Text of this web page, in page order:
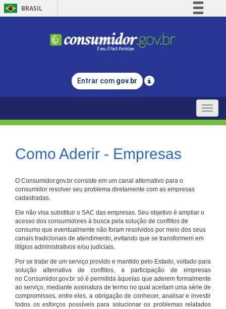
BRASIL
Comunica BR
Legislação
Entrar com gov.br
Toggle
Como Aderir - Empresas
O Consumidor.gov.br consiste em um canal alternativo para o
consumidor resolver seu problema diretamente com as empresas
cadastradas.
Ele não visa substituir o SAC das empresas. Seu objetivo é ampliar o
acesso dos consumidores à busca pela solução de conflitos de
consumo que eventualmente não foram resolvidos por meio dos seus
canais tradicionais de atendimento, evitando que se transformem em
litígios administrativos e/ou judiciais.
Por se tratar de um serviço provido e mantido pelo Estado, voltado para
solução alternativa de conflitos, a participação de empresas
no Consumidor.gov.br só é permitida àquelas que aderem formalmente
ao serviço, mediante assinatura de termo no qual aceitam uma série de
compromissos, entre eles, a obrigação de conhecer, analisar e investir
todos os esforços possíveis para solucionar os problemas relatados